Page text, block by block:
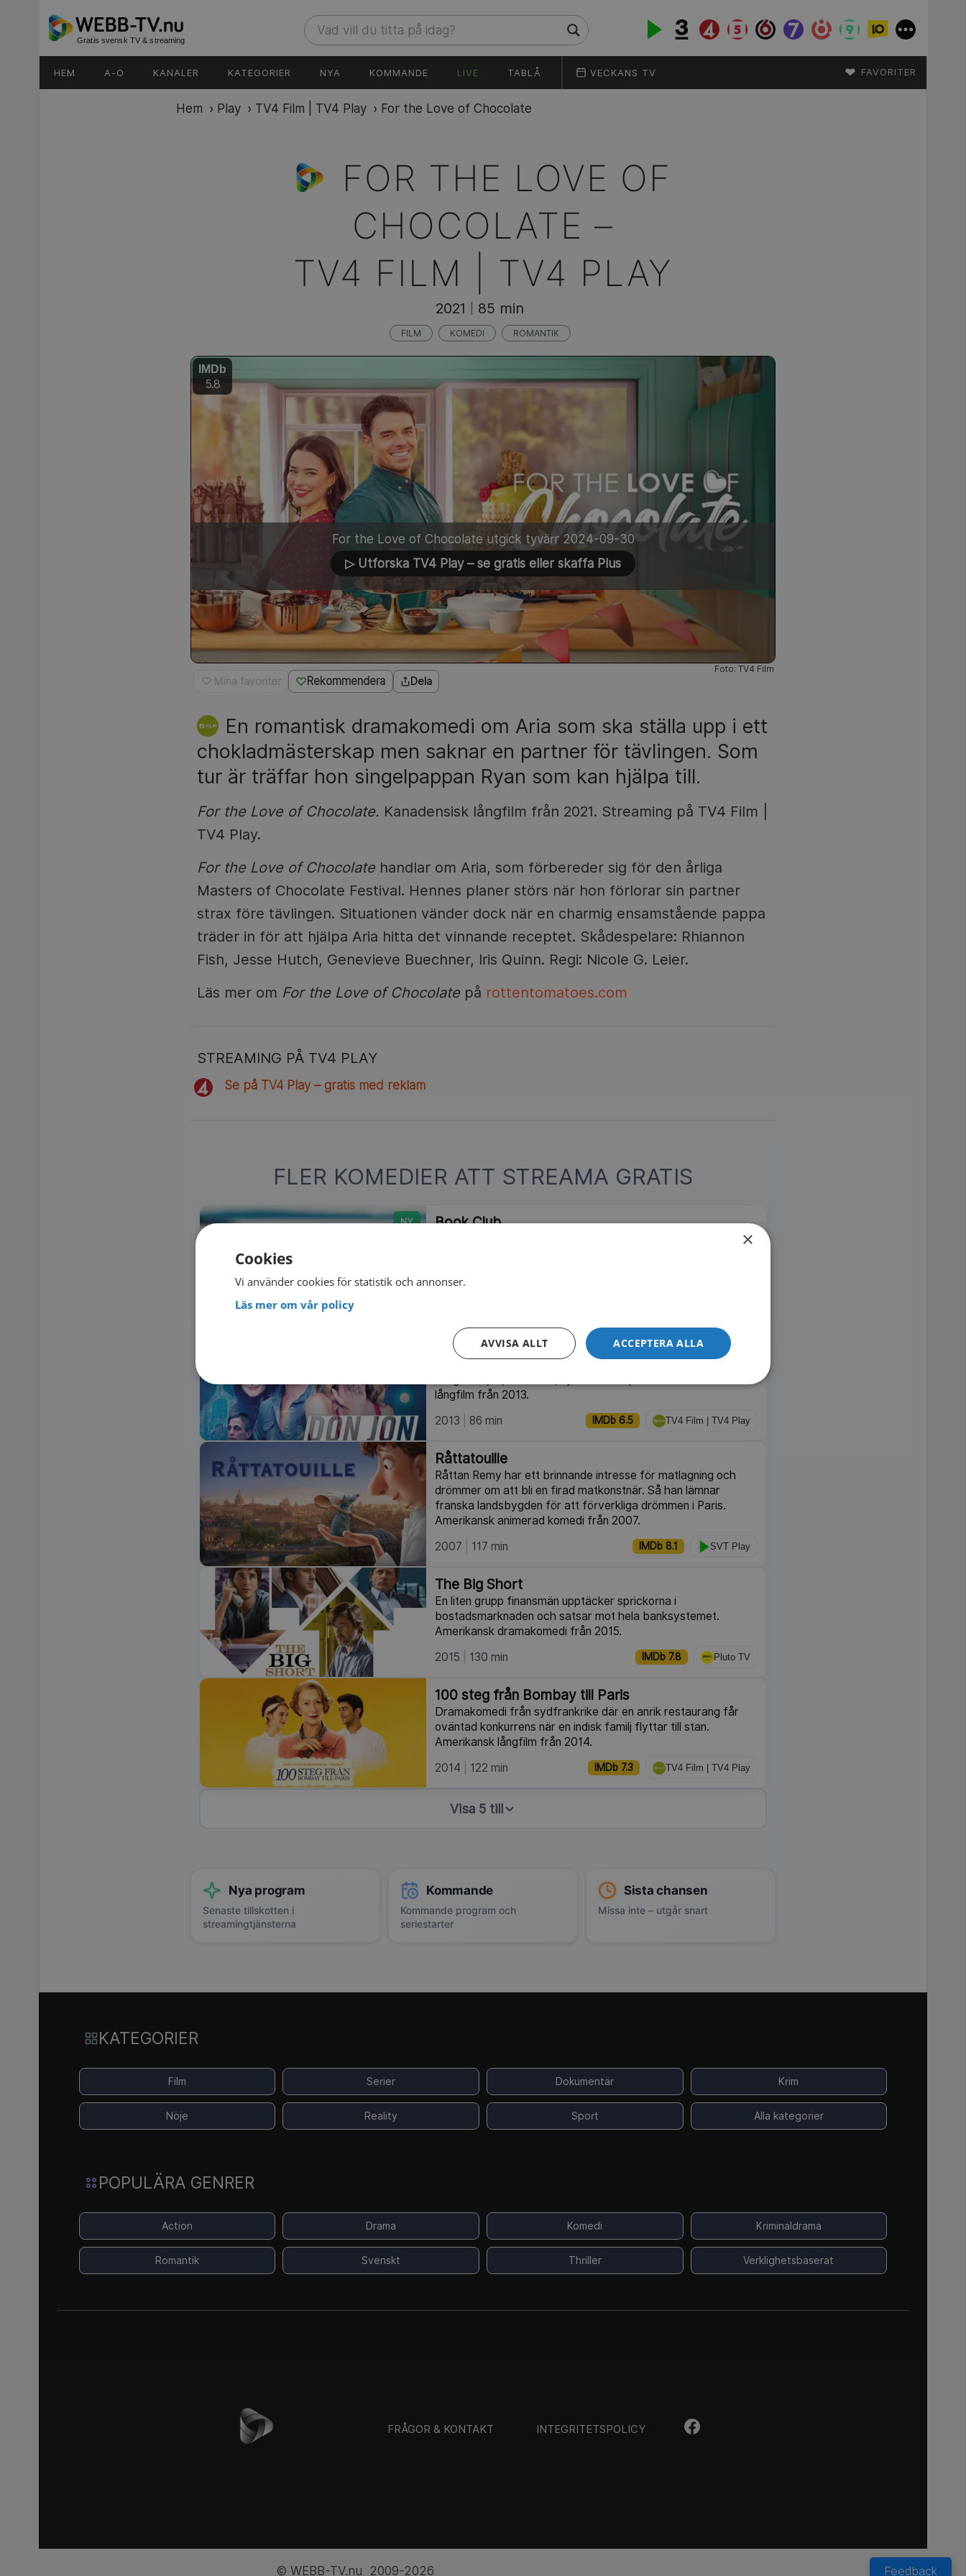
Gratis svensk TV & streaming
HEM A-Ö KANALER KATEGORIER NYA KOMMANDE LIVE TABLÅ VECKANS TV ♥ FAVORITER
Hem › Play › TV4 Film | TV4 Play › For the Love of Chocolate
FOR THE LOVE OF
CHOCOLATE –
TV4 FILM | TV4 PLAY
♡ Mina favoriter Rekommendera Dela
En romantisk dramakomedi om Aria som ska ställa upp i ett
chokladmästerskap men saknar en partner för tävlingen. Som
tur är träffar hon singelpappan Ryan som kan hjälpa till.
For the Love of Chocolate. Kanadensisk långfilm från 2021. Streaming på TV4 Film |
TV4 Play.
For the Love of Chocolatehandlar om Aria, som förbereder sig för den årliga
Masters of Chocolate Festival. Hennes planer störs när hon förlorar sin partner
strax före tävlingen. Situationen vänder dock när en charmig ensamstående pappa
träder in för att hjälpa Aria hitta det vinnande receptet. Skådespelare: Rhiannon
Fish, Jesse Hutch, Genevieve Buechner, Iris Quinn. Regi: Nicole G. Leier.
Läs mer om For the Love of Chocolatepå rottentomatoes.com
Foto: TV4 Film
For the Love of Chocolate utgick tyvärr 2024-09-30
▷ Utforska TV4 Play – se gratis eller skaffa Plus
STREAMING PÅ TV4 PLAY
Se på TV4 Play – gratis med reklam
2021 85 min
FILM KOMEDI ROMANTIK
IMDb
5.8
FLER KOMEDIER ATT STREAMA GRATIS
NY Book Club
komedi från 2018.
Don Jon
långfilm från 2013.
2013
86 min IMDb 6.5 TV4 Film | TV4 Play
Råttatouille
Råttan Remy har ett brinnande intresse för matlagning och
drömmer om att bli en firad matkonstnär. Så han lämnar
franska landsbygden för att förverkliga drömmen i Paris.
Amerikansk animerad komedi från 2007.
2007
117 min IMDb 8.1 SVT Play
The Big Short
En liten grupp finansmän upptäcker sprickorna i
bostadsmarknaden och satsar mot hela banksystemet.
Amerikansk dramakomedi från 2015.
2015
130 min IMDb 7.8 Pluto TV
100 steg från Bombay till Paris
Dramakomedi från sydfrankrike där en anrik restaurang får
oväntad konkurrens när en indisk familj flyttar till stan.
Amerikansk långfilm från 2014.
2014
122 min IMDb 7.3 TV4 Film | TV4 Play
Visa 5 till
Nya program
Senaste tillskotten i
streamingtjänsterna
Kommande
Kommande program och
seriestarter
Sista chansen
Missa inte – utgår snart
KATEGORIER
Film Serier Dokumentär Krim
Nöje Reality Sport Alla kategorier
POPULÄRA GENRER
Action Drama Komedi Kriminaldrama
Romantik Svenskt Thriller Verklighetsbaserat
FRÅGOR & KONTAKT INTEGRITETSPOLICY
© WEBB-TV.nu 2009-2026 Feedback
×
Cookies
Vi använder cookies för statistik och annonser.
Läs mer om vår policy
ACCEPTERA ALLA
AVVISA ALLT